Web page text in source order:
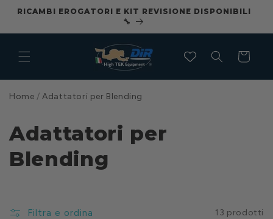
direttamente
RICAMBI EROGATORI E KIT REVISIONE DISPONIBILI
🔧
Carrello
Home / Adattatori per Blending
Adattatori per
Blending
Filtra e ordina 13 prodotti